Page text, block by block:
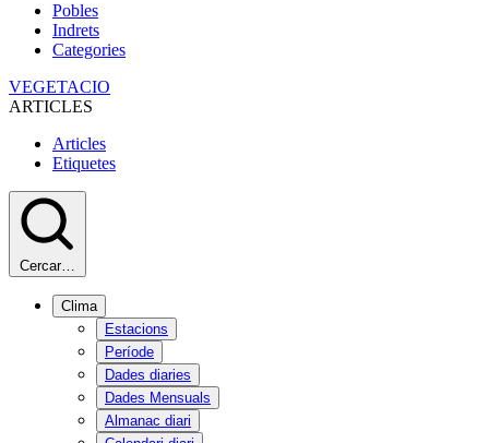
Pobles
Indrets
Categories
VEGETACIO
ARTICLES
Articles
Etiquetes
Cercar…
Clima
Estacions
Període
Dades diaries
Dades Mensuals
Almanac diari